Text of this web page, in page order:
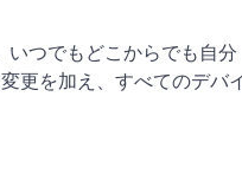
いつでもどこからでも自分
更を加え、すべてのデバ